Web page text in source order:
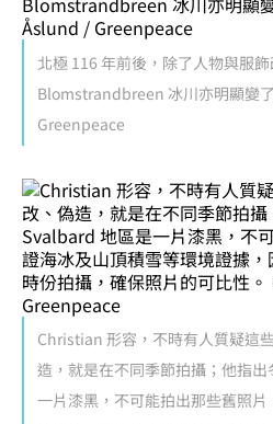
北極 116 年前後，除了人物與服
Blomstrandbreen 冰川亦明顯變
Greenpeace
Christian 形容，不時有人質疑這
造，就是在不同季節拍攝；他指
一片漆黑，不可能拍出那些舊照